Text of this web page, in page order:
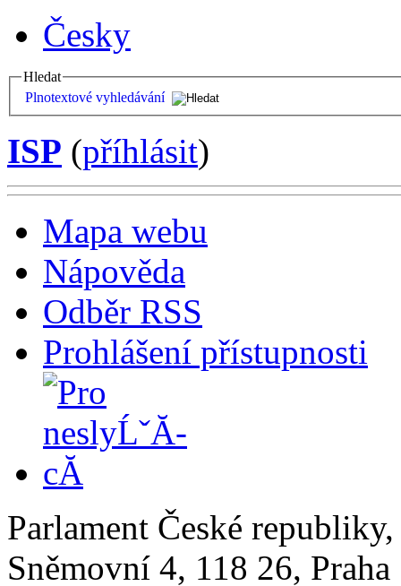
Česky
Hledat
Plnotextové vyhledávání
ISP (příhlásit)
Mapa webu
Nápověda
Odběr RSS
Prohlášení přístupnosti
Parlament České
Sněmovní 4, 118 26,